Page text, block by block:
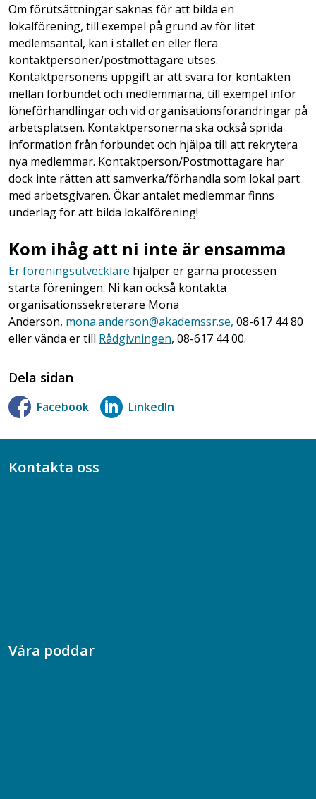
Om förutsättningar saknas för att bilda en
lokalförening, till exempel på grund av för litet
medlemsantal, kan i stället en eller flera
kontaktpersoner/postmottagare utses.
Kontaktpersonens uppgift är att svara för kontakten
mellan förbundet och medlemmarna, till exempel inför
löneförhandlingar och vid organisationsförändringar på
arbetsplatsen. Kontaktpersonerna ska också sprida
information från förbundet och hjälpa till att rekrytera
nya medlemmar. Kontaktperson/Postmottagare har
dock inte rätten att samverka/förhandla som lokal part
med arbetsgivaren. Ökar antalet medlemmar finns
underlag för att bilda lokalförening!
Kom ihåg att ni inte är ensamma
Er föreningsutvecklare hjälper er gärna processen
starta föreningen. Ni kan också kontakta
organisationssekreterare Mona
Anderson, mona.anderson@akademssr.se, 08-617 44 80
eller vända er till Rådgivningen, 08-617 44 00.
Dela sidan
Facebook LinkedIn
Kontakta oss
Våra poddar